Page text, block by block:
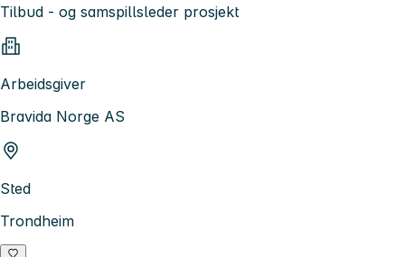
Tilbud - og samspillsleder prosjekt
Arbeidsgiver
Bravida Norge AS
Sted
Trondheim